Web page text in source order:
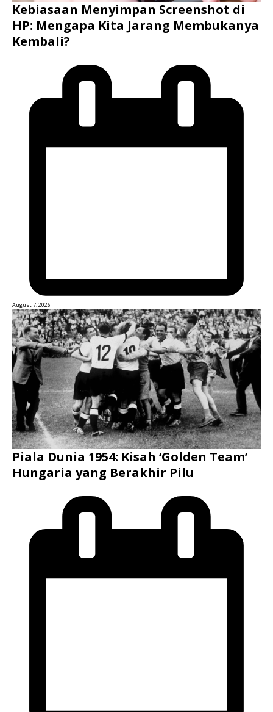
Kebiasaan Menyimpan Screenshot di
HP: Mengapa Kita Jarang Membukanya
Kembali?
August 7, 2026
Piala Dunia 1954: Kisah ‘Golden Team’
Hungaria yang Berakhir Pilu